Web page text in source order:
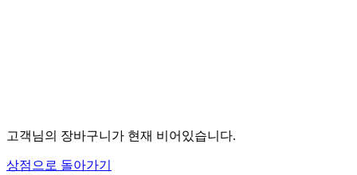
고객님의 장바구니가 현재 비어있습니다.
상점으로 돌아가기